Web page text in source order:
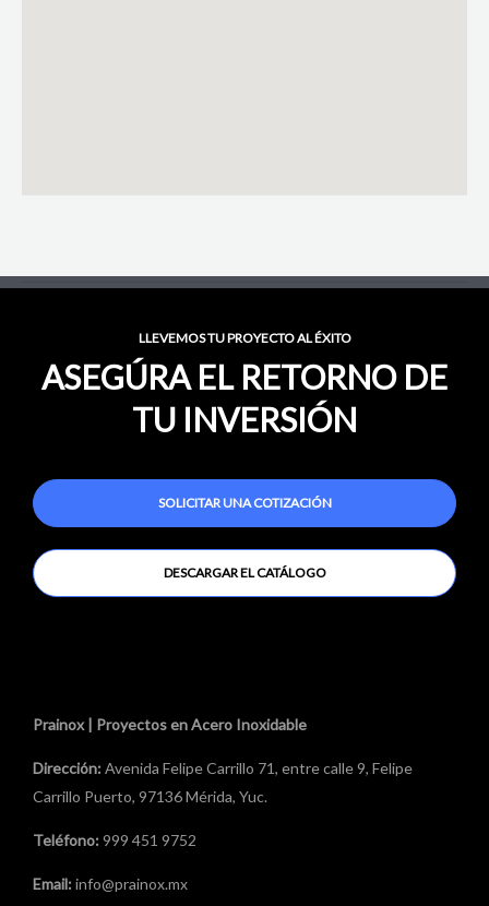
LLEVEMOS TU PROYECTO AL ÉXITO
ASEGÚRA EL RETORNO DE
TU INVERSIÓN
SOLICITAR UNA COTIZACIÓN
DESCARGAR EL CATÁLOGO
Prainox | Proyectos en Acero Inoxidable
Dirección: Avenida Felipe Carrillo 71, entre calle 9, Felipe
Carrillo Puerto, 97136 Mérida, Yuc.
Teléfono: 999 451 9752
Email: info@prainox.mx